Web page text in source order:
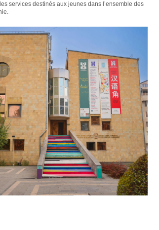
services destinés aux jeunes dans l’ensemble des